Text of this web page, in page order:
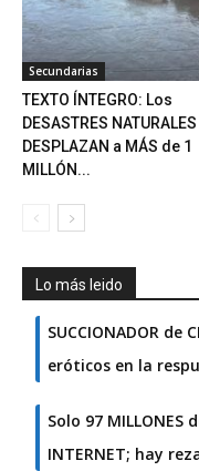
Secundarias
TEXTO ÍNTEGRO: Los
DESASTRES NATURALES
DESPLAZAN a MÁS de 1
MILLÓN...
Lo más leido
SUCCIONADOR de
eróticos en la
Solo 97 MILLONES
INTERNET; hay